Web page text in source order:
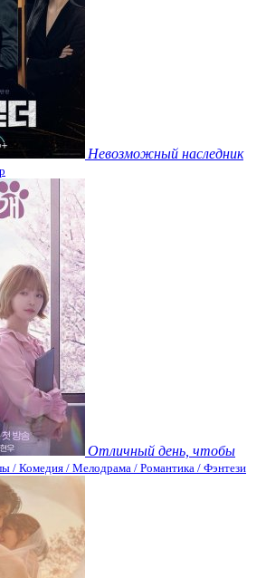
Невозможный наследник
Отличный день, чтобы
/ Комедия / Мелодрама / Романтика / Фэнтези